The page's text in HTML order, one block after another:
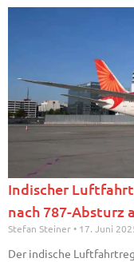
Indischer
nach 787-Absturz
Stefan Steiner 17. Juni
Der indische